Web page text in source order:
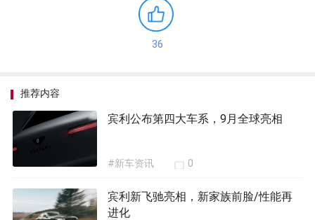
36
推荐内容
宾利公布第四大车系，9月全球亮相
#新车资讯 0
宾利新飞驰亮相，新家族前脸/性能再
进化